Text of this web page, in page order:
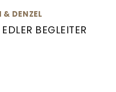
& DENZEL
BEGLEITER